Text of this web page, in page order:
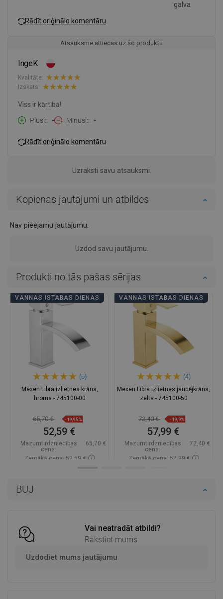
BUJ
Vai neatradāt atbildi?
Rakstiet mums
Uzdodiet mums jautājumu
galva
Rādīt oriģinālo komentāru
Atsauksme attiecas uz šo produktu
IngeK
Kvalitāte:
Izskats:
Viss ir kārtībā!
Plusi:
- Mīnusi: -
Rādīt oriģinālo komentāru
Uzraksti savu atsauksmi.
Kopienas jautājumi un atbildes
Nav pieejamu jautājumu.
Uzdod savu jautājumu.
Produkti no tās pašas sērijas
VANNAS ISTABAS DIENAS
(5)
Mexen Libra izlietnes krāns,
hroms - 745100-00
65,70 € -19,95%
52,59 €
Mazumtirdzniecības
cena:
65,70 €
Zemākā cena: 52,59 €
VANNAS ISTABAS DIENAS
(4)
Mexen Libra izlietnes jaucējkrāns,
zelta - 745100-50
72,40 € -19,9%
57,99 €
Mazumtirdzniecības
cena:
72,40 €
Zemākā cena: 57,99 €